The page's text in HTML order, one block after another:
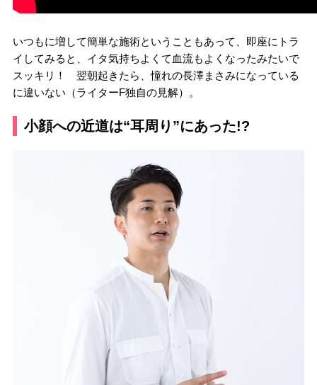
いつもに増して簡単な施術ということもあって、即座にトラ
イしてみると、イタ気持ちよくて血流もよくなったみたいで
スッキリ！ 翌朝起きたら、憧れの長澤まさみになっている
に違いない（ライターF独自の見解）。
小顔への近道は“耳周り”にあった!?